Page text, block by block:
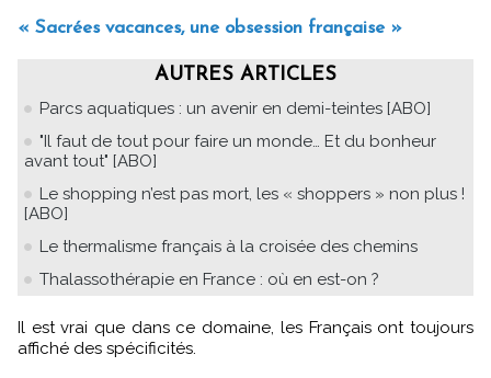
« Sacrées vacances, une obsession française »
AUTRES ARTICLES
Parcs aquatiques : un avenir en demi-teintes [ABO]
"Il faut de tout pour faire un monde… Et du bonheur
avant tout" [ABO]
Le shopping n’est pas mort, les « shoppers » non plus !
[ABO]
Le thermalisme français à la croisée des chemins
Thalassothérapie en France : où en est-on ?
Il est vrai que dans ce domaine, les Français ont toujours
affiché des spécificités.